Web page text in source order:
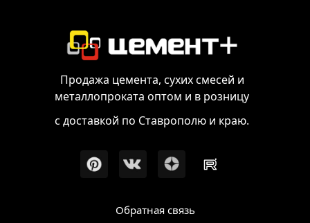
Продажа цемента, сухих смесей и
металлопроката оптом и в розницу
с доставкой по Ставрополю и краю.
Обратная связь